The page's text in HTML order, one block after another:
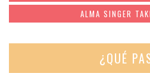
ALMA SINGER
¿QUÉ